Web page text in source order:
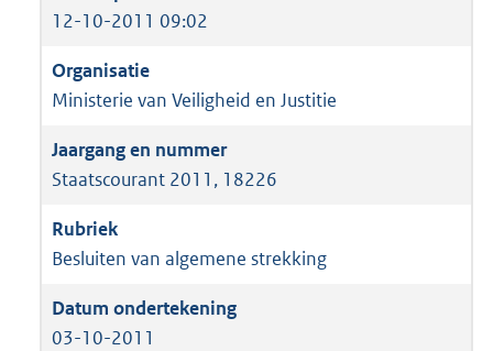
12-10-2011 09:02
Ministerie van Veiligheid en Justitie
Staatscourant 2011, 18226
Besluiten van algemene strekking
03-10-2011